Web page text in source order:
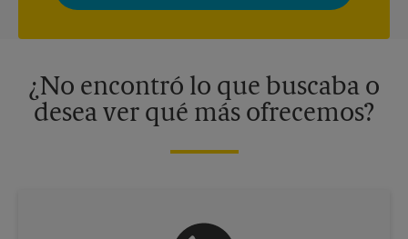
momento. Para más información, consulte nuestra política de
¿No encontró lo que buscaba o
desea ver qué más ofrecemos?